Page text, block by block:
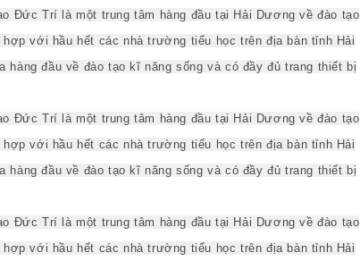
Đức Trí là một trung tâm hàng đầu tại Hải Dương về đào tạo
với hầu hết các nhà trường tiểu học trên địa bàn tỉnh Hải
hàng đầu về đào tạo kĩ năng sống và có đầy đủ trang thiết bị
Đức Trí là một trung tâm hàng đầu tại Hải Dương về đào tạo
với hầu hết các nhà trường tiểu học trên địa bàn tỉnh Hải
hàng đầu về đào tạo kĩ năng sống và có đầy đủ trang thiết bị
Đức Trí là một trung tâm hàng đầu tại Hải Dương về đào tạo
với hầu hết các nhà trường tiểu học trên địa bàn tỉnh Hải